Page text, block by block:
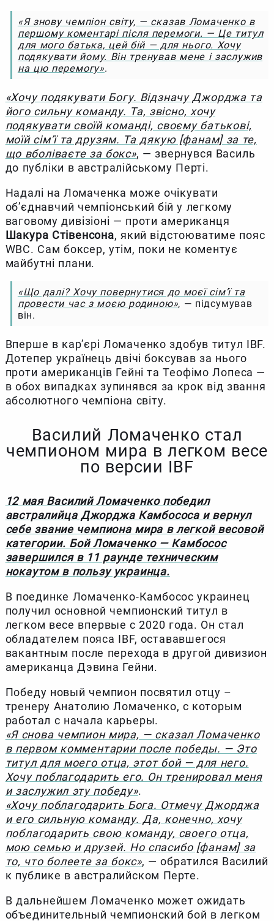
«Я знову чемпіон світу, — сказав Ломаченко в
першому коментарі після перемоги. — Це титул
для мого батька, цей бій — для нього. Хочу
подякувати йому. Він тренував мене і заслужив
на цю перемогу».
«Хочу подякувати Богу. Відзначу Джорджа та
його сильну команду. Та, звісно, хочу
подякувати своїй команді, своєму батькові,
моїй сім’ї та друзям. Та дякую [фанам] за те,
що вболіваєте за бокс», — звернувся Василь
до публіки в австралійському Перті.
Надалі на Ломаченка може очікувати
об’єднавчий чемпіонський бій у легкому
ваговому дивізіоні — проти американця
Шакура Стівенсона, який відстоюватиме пояс
WBC. Сам боксер, утім, поки не коментує
майбутні плани.
«Що далі? Хочу повернутися до моєї сім’ї та
провести час з моєю родиною», — підсумував
він.
Вперше в кар’єрі Ломаченко здобув титул IBF.
Дотепер українець двічі боксував за нього
проти американців Гейні та Теофімо Лопеса —
в обох випадках зупинявся за крок від звання
абсолютного чемпіона світу.
Василий Ломаченко стал
чемпионом мира в легком весе
по версии IBF
12 мая Василий Ломаченко победил
австралийца Джорджа Камбососа и вернул
себе звание чемпиона мира в легкой весовой
категории. Бой Ломаченко — Камбосос
завершился в 11 раунде техническим
нокаутом в пользу украинца.
В поединке Ломаченко-Камбосос украинец
получил основной чемпионский титул в
легком весе впервые с 2020 года. Он стал
обладателем пояса IBF, остававшегося
вакантным после перехода в другой дивизион
американца Дэвина Гейни.
Победу новый чемпион посвятил отцу –
тренеру Анатолию Ломаченко, с которым
работал с начала карьеры.
«Я снова чемпион мира, — сказал Ломаченко
в первом комментарии после победы. — Это
титул для моего отца, этот бой — для него.
Хочу поблагодарить его. Он тренировал меня
и заслужил эту победу».
«Хочу поблагодарить Бога. Отмечу Джорджа
и его сильную команду. Да, конечно, хочу
поблагодарить свою команду, своего отца,
мою семью и друзей. Но спасибо [фанам] за
то, что болеете за бокс», — обратился Василий
к публике в австралийском Перте.
В дальнейшем Ломаченко может ожидать
объединительный чемпионский бой в легком